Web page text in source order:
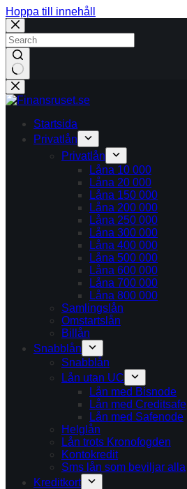
Hoppa till innehåll
Inga
resultat
Startsida
Privatlån
Privatlån
Låna 10 000
Låna 20 000
Låna 150 000
Låna 200 000
Låna 250 000
Låna 300 000
Låna 400 000
Låna 500 000
Låna 600 000
Låna 700 000
Låna 800 000
Samlingslån
Omstartslån
Billån
Snabblån
Snabblån
Lån utan UC
Lån med Bisnode
Lån med Creditsafe
Lån med Safenode
Helglån
Lån trots Kronofogden
Kontokredit
Sms lån som beviljar alla
Kreditkort